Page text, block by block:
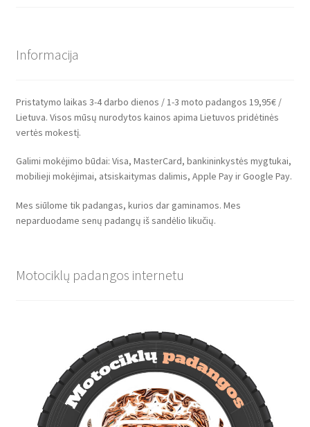
Informacija
Pristatymo laikas 3-4 darbo dienos / 1-3 moto padangos 19,95€ /
Lietuva. Visos mūsų nurodytos kainos apima Lietuvos pridėtinės
vertės mokestį.
Galimi mokėjimo būdai: Visa, MasterCard, bankininkystės mygtukai,
mobilieji mokėjimai, atsiskaitymas dalimis, Apple Pay ir Google Pay.
Mes siūlome tik padangas, kurios dar gaminamos. Mes
neparduodame senų padangų iš sandėlio likučių.
Motociklų padangos internetu